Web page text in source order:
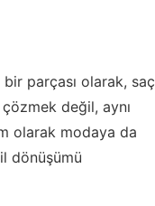
parçası olarak, saç
değil, aynı
olarak modaya da
dönüşümü